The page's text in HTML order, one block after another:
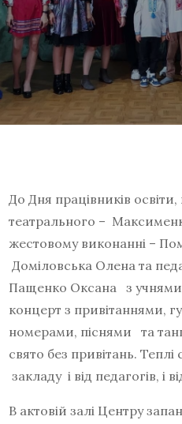
До Дня працівників освіти,
театрального –
жестовому виконанні –
Доміловська Олена та
Пащенко Оксана з учнями
концерт з привітаннями,
номерами, піснями та
свято без привітань. Теплі
закладу і від педагогів, і
В актовій залі Центру